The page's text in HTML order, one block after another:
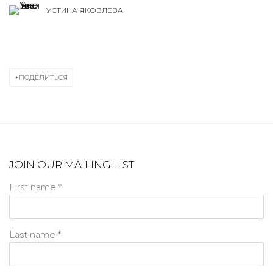
УСТИНА ЯКОВЛЕВА
ПОДЕЛИТЬСЯ
JOIN OUR MAILING LIST
First name *
Last name *